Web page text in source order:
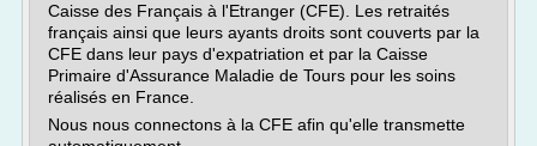
Caisse des Français à l'Etranger (CFE). Les retraités
français ainsi que leurs ayants droits sont couverts par la
CFE dans leur pays d'expatriation et par la Caisse
Primaire d'Assurance Maladie de Tours pour les soins
réalisés en France.
Nous nous connectons à la CFE afin qu'elle transmette